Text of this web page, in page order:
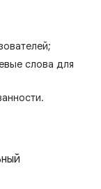
слова для